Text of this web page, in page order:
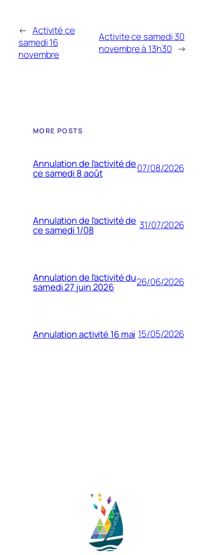
← Activité ce
samedi 16
novembre
Activite ce samedi 30
novembre à 13h30 →
MORE POSTS
Annulation de l’activité de
ce samedi 8 août 07/08/2026
Annulation de l’activité de
ce samedi 1/08 31/07/2026
Annulation de l’activité du
samedi 27 juin 2026 26/06/2026
Annulation activité 16 mai 15/05/2026